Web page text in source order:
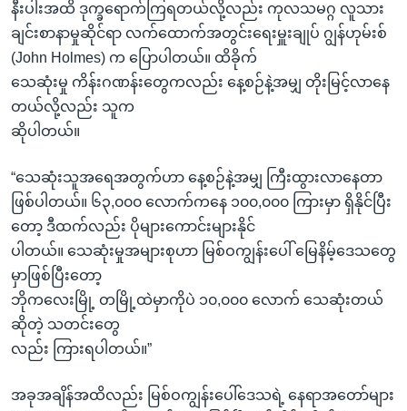
နီးပါးအထိ ဒုက္ခရောက်ကြရတယ်လို့လည်း ကုလသမဂ္ဂ လူသား
ချင်းစာနာမှုဆိုင်ရာ လက်ထောက်အတွင်းရေးမှူးချုပ် ဂျွန်ဟုမ်းစ်
(John Holmes) က ပြောပါတယ်။ ထိခိုက်
သေဆုံးမှု ကိန်းဂဏန်းတွေကလည်း နေ့စဉ်နဲ့အမျှ တိုးမြင့်လာနေ
တယ်လို့လည်း သူက
ဆိုပါတယ်။
“သေဆုံးသူအရေအတွက်ဟာ နေ့စဉ်နဲ့အမျှ ကြီးထွားလာနေတာ
ဖြစ်ပါတယ်။ ၆၃,၀၀၀ လောက်ကနေ ၁၀၀,၀၀၀ ကြားမှာ ရှိနိုင်ပြီး
တော့ ဒီထက်လည်း ပိုများကောင်းများနိုင်
ပါတယ်။ သေဆုံးမှုအများစုဟာ မြစ်ဝကျွန်းပေါ် မြေနိမ့်ဒေသတွေ
မှာဖြစ်ပြီးတော့
ဘိုကလေးမြို့ တမြို့ထဲမှာကိုပဲ ၁၀,၀၀၀ လောက် သေဆုံးတယ်
ဆိုတဲ့ သတင်းတွေ
လည်း ကြားရပါတယ်။”
အခုအချိန်အထိလည်း မြစ်ဝကျွန်းပေါ်ဒေသရဲ့ နေရာအတော်များ